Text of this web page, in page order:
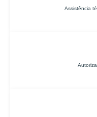
Assistência